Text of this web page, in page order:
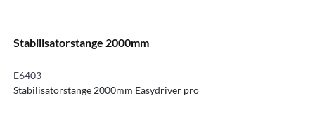
Stabilisatorstange 2000mm
E6403
Stabilisatorstange 2000mm Easydriver pro